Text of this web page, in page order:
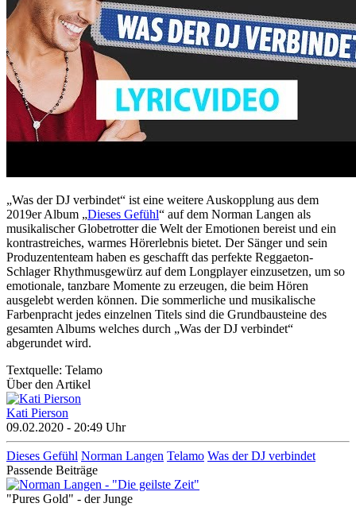
„Was der DJ verbindet“ ist eine weitere Auskopplung aus dem
2019er Album „Dieses Gefühl“ auf dem Norman Langen als
musikalischer Globetrotter die Welt der Emotionen bereist und ein
kontrastreiches, warmes Hörerlebnis bietet. Der Sänger und sein
Produzententeam haben es geschafft das perfekte Reggaeton-
Schlager Rhythmusgewürz auf dem Longplayer einzusetzen, um so
emotionale, tanzbare Momente zu erzeugen, die beim Hören
ausgelebt werden können. Die sommerliche und musikalische
Farbenpracht jedes einzelnen Titels sind die Grundbausteine des
gesamten Albums welches durch „Was der DJ verbindet“
abgerundet wird.
Textquelle: Telamo
Über den Artikel
Kati Pierson
09.02.2020 - 20:49 Uhr
Dieses Gefühl Norman Langen Telamo Was der DJ verbindet
Passende Beiträge
"Pures Gold" - der Junge